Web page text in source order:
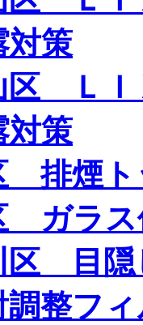
策
区 ＬＩ
策
排煙ト
ガラ
区 目
整フィ